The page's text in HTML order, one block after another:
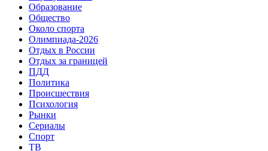
Образование
Общество
Около спорта
Олимпиада-2026
Отдых в России
Отдых за границей
ПДД
Политика
Происшествия
Психология
Рынки
Сериалы
Спорт
ТВ